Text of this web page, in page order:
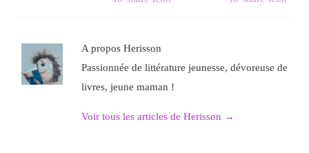
A propos Herisson
Passionnée de littérature jeunesse, dévoreuse de
livres, jeune maman !
Voir tous les articles de Herisson →